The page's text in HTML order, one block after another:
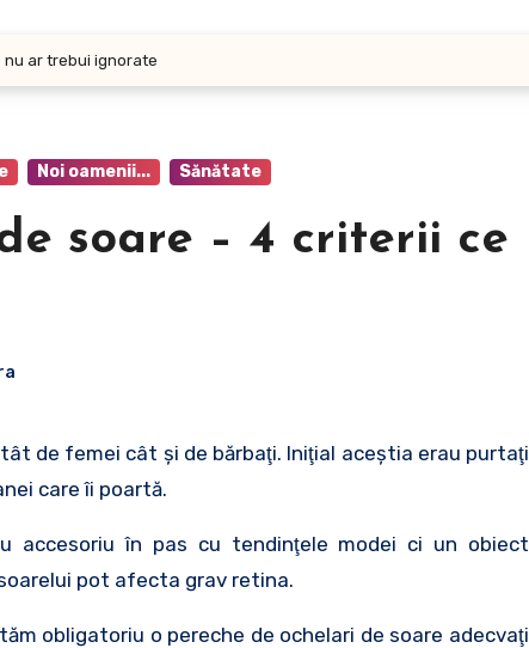
nu ar trebui ignorate
Noi oamenii... Sănătate
soare – 4 criterii ce
care îi poartă.
accesoriu în pas cu tendinţele modei ci un obiect
pot afecta grav retina.
obligatoriu o pereche de ochelari de soare adecvaţi